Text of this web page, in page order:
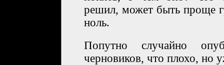
решил, может быть проще
ноль.
Попутно случайно
черновиков, что плохо, но